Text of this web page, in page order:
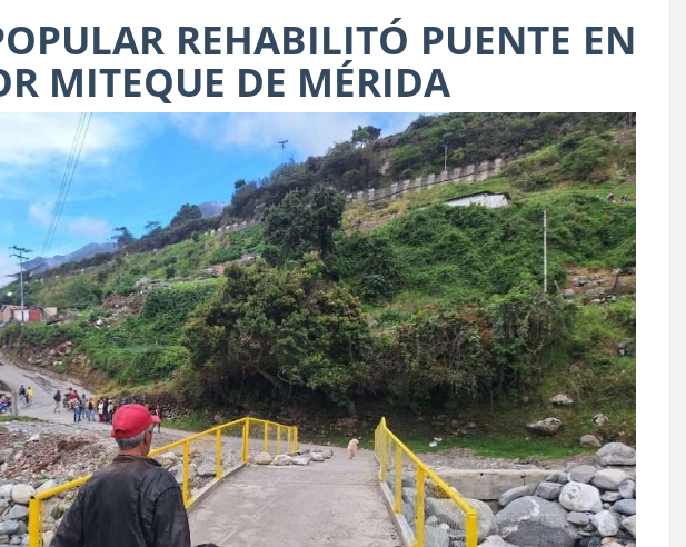
REHABILITÓ PUENTE EN
MITEQUE DE MÉRIDA